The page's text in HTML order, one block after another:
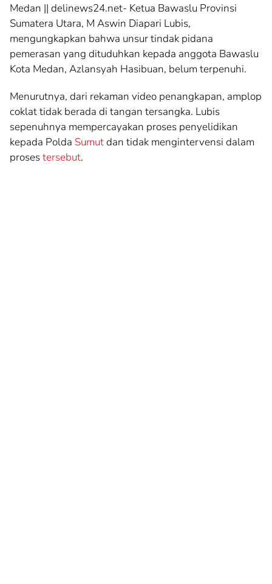
Medan || delinews24.net- Ketua Bawaslu Provinsi
Sumatera Utara, M Aswin Diapari Lubis,
mengungkapkan bahwa unsur tindak pidana
pemerasan yang dituduhkan kepada anggota Bawaslu
Kota Medan, Azlansyah Hasibuan, belum terpenuhi.
Menurutnya, dari rekaman video penangkapan, amplop
coklat tidak berada di tangan tersangka. Lubis
sepenuhnya mempercayakan proses penyelidikan
kepada Polda Sumutdan tidak mengintervensi dalam
prosestersebut.